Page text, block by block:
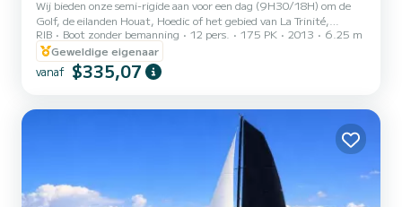
Wij bieden onze semi-rigide aan voor een dag (9H30/18H) om de
Golf, de eilanden Houat, Hoedic of het gebied van La Trinité,
Carnac te ontdekken. Wij zullen u adviseren over de plaatsen die u
kunt ontdekken in onze prachtige regio. Onze boot is zeer
comfortabel voor familie-uitjes: veel opbergruimte, een groot
voordek en andere zitplaatsen, 2 tafels, zwemtrap... Wij stellen
kinderen en volwassenen, GPS-sonar met automatische gele...
RIB Boot zonder bemanning 12 pers. 175 PK 2013
6.25 m
Geweldige eigenaar
vanaf $335,07